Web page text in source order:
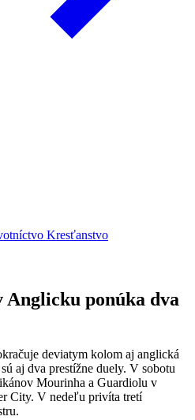
Kresťanstvo
ponúka dva
deviatym kolom aj anglická
aj dva prestížne duely. V sobotu
Mourinha a Guardiolu v
City. V nedeľu privíta tretí